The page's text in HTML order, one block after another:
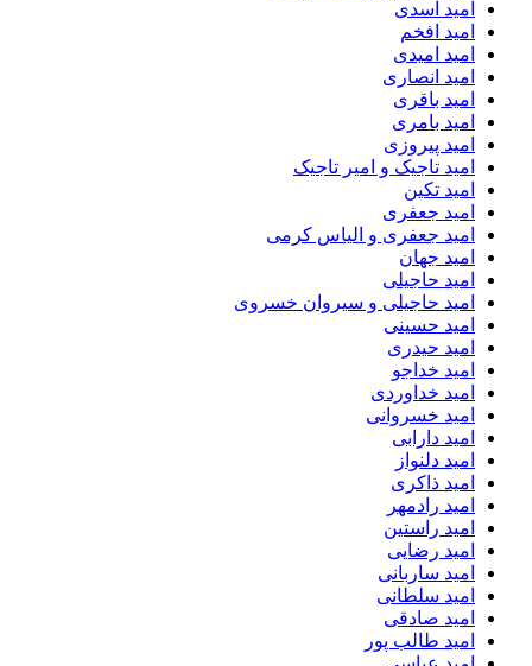
امید اسدی
امید افخم
امید امیدی
امید انصاری
امید باقری
امید بامری
امید پیروزی
امید تاجیک و امیر تاجیک
امید تکین
امید جعفری
امید جعفری و الیاس کرمی
امید جهان
امید حاجیلی
امید حاجیلی و سیروان خسروی
امید حسینی
امید حیدری
امید خداجو
امید خداوردی
امید خسروانی
امید دارابی
امید دلنواز
امید ذاکری
امید رادمهر
امید راستین
امید رضایی
امید ساربانی
امید سلطانی
امید صادقی
امید طالب پور